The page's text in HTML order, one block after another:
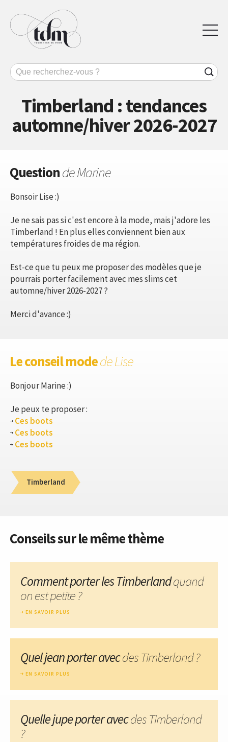
Timberland : tendances
automne/hiver 2026-2027
Questionde Marine
Bonsoir Lise :)
Je ne sais pas si c'est encore à la mode, mais j'adore les
Timberland ! En plus elles conviennent bien aux
températures froides de ma région.
Est-ce que tu peux me proposer des modèles que je
pourrais porter facilement avec mes slims cet
automne/hiver 2026-2027 ?
Merci d'avance :)
Le conseil modede Lise
Bonjour Marine :)
Je peux te proposer :
Ces boots
Ces boots
Ces boots
Timberland
Conseils sur le même thème
Comment porter les Timberlandquand
on est petite ?
EN SAVOIR PLUS
Quel jean porter avecdes Timberland ?
EN SAVOIR PLUS
Quelle jupe porter avecdes Timberland
?